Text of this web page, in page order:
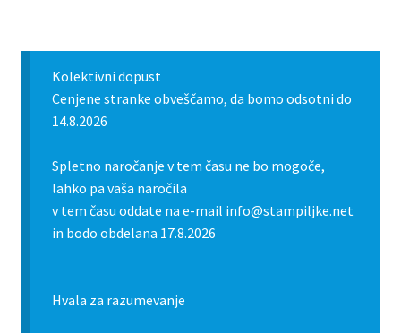
KošaricaKolektivni dopust
Cenjene stranke obveščamo, da bomo odsotni do
14.8.2026
Spletno naročanje v tem času ne bo mogoče,
lahko pa vaša naročila
v tem času oddate na e-mail info@stampiljke.net
in bodo obdelana 17.8.2026
Hvala za razumevanje